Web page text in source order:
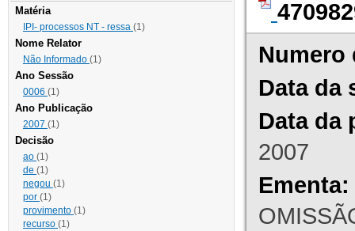
Matéria
IPI- processos NT - ressa (1)
Nome Relator
Não Informado (1)
Ano Sessão
0006 (1)
Ano Publicação
2007 (1)
Decisão
ao (1)
de (1)
negou (1)
por (1)
provimento (1)
recurso (1)
Numero
Data da
Data da
2007
Ementa: